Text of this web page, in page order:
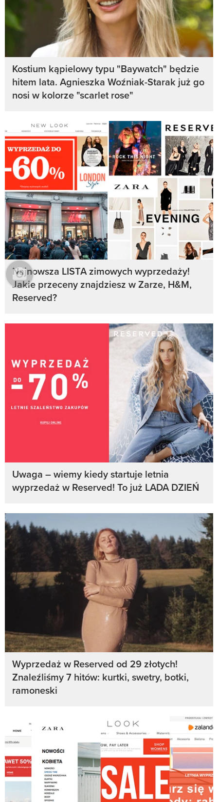
Kostium kąpielowy typu "Baywatch" będzie
hitem lata. Agnieszka Woźniak-Starak już go
nosi w kolorze "scarlet rose"
Najnowsza LISTA zimowych wyprzedaży!
Jakie przeceny znajdziesz w Zarze, H&M,
Reserved?
Uwaga – wiemy kiedy startuje letnia
wyprzedaż w Reserved! To już LADA DZIEŃ
Wyprzedaż w Reserved od 29 złotych!
Znaleźliśmy 7 hitów: kurtki, swetry, botki,
ramoneski